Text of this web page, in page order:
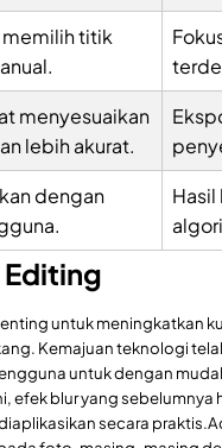
titik
menyesuaikan
lebih akurat.
dengan
untuk meningkatkan
Kemajuan teknologi
untuk dengan
efek blur yang sebelumnya
secara